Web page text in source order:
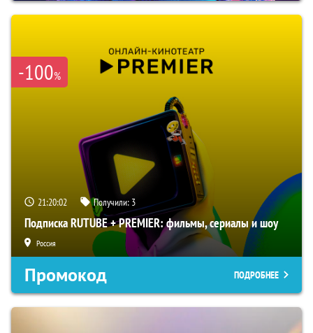
-100%
21:20:01 Получили: 3
Подписка RUTUBE + PREMIER: фильмы, сериалы и шоу
Россия
Промокод ПОДРОБНЕЕ